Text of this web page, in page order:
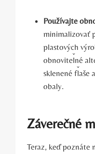
Používajte
minimalizovať
plastových
obnoviteľné
sklenené fľaše
obaly.
Záverečné
Teraz, keď poznáte